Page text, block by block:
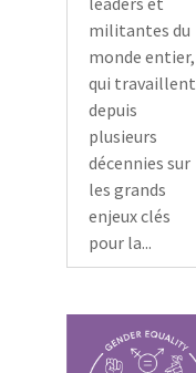
militantes du
monde entier,
qui travaillent
depuis
plusieurs
décennies sur
les grands
enjeux clés
pour la...